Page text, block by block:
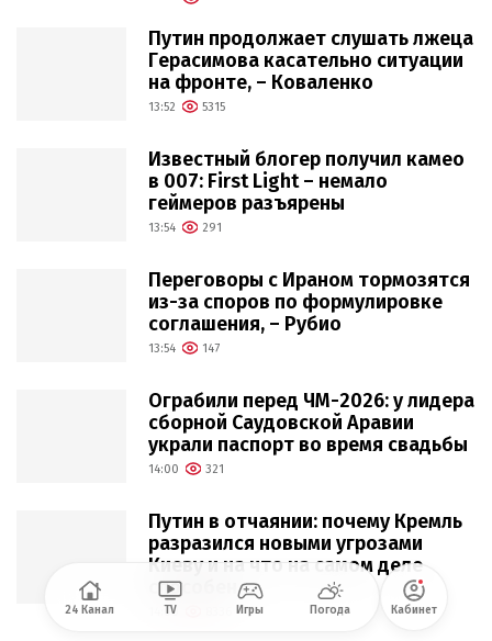
Путин продолжает слушать лжеца
Герасимова касательно ситуации
на фронте, – Коваленко
13:52 5315
Известный блогер получил камео
в 007: First Light – немало
геймеров разъярены
13:54 291
Переговоры с Ираном тормозятся
из-за споров по формулировке
соглашения, – Рубио
13:54 147
Ограбили перед ЧМ-2026: у лидера
сборной Саудовской Аравии
украли паспорт во время свадьбы
14:00 321
Путин в отчаянии: почему Кремль
разразился новыми угрозами
Киеву и на что на самом деле
способен
14:00
24 Канал TV Игры Погода Кабинет